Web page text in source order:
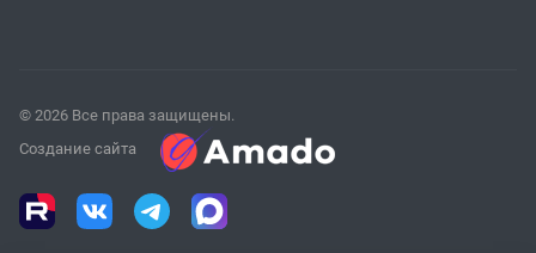
© 2026 Все права защищены.
Создание сайта